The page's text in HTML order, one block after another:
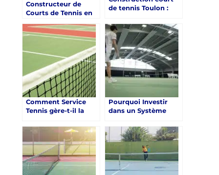
Constructeur de
Courts de Tennis en
Nice : Solutions pour
Réduire le Bruit
de tennis Toulon :
propose-t-il des
solutions pour des
courts de tennis avec
des surfaces de jeu
adaptées aux jeunes
joueurs et aux écoles
de tennis ?
Comment Service
Tennis gère-t-il la
terme de ses courts
de tennis à Toulon ?
Pourquoi Investir
dans un Système
Votre Court de Tennis
à Marseille?